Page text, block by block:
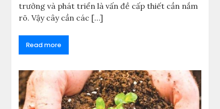
trưởng và phát triển là vấn đề cấp thiết cần nắm
rõ. Vậy cây cần các […]
Read more